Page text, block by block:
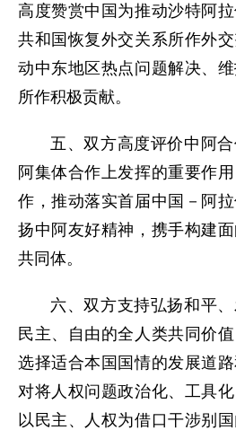
高度赞赏中国为推动沙特阿
共和国恢复外交关系所作外
动中东地区热点问题解决、
所作积极贡献。
五、双方高度评价中阿
阿集体合作上发挥的重要作
作，推动落实首届中国－阿
扬中阿友好精神，携手构建
共同体。
六、双方支持弘扬和平、
民主、自由的全人类共同价
选择适合本国国情的发展道
对将人权问题政治化、工具
以民主、人权为借口干涉别